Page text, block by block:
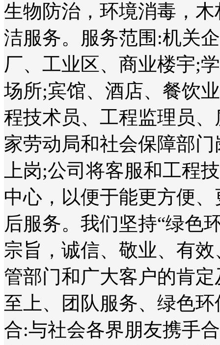
生物防治，环境消毒，
洁服务。服务范围:机关
厂、工业区、商业楼宇;
场所;宾馆、酒店、餐饮
程技术员、工程监理员
家劳动局和社会保障部
上岗;公司将客服和工程
中心，以便于能更方便
后服务。我们坚持“绿色
宗旨，诚信、敬业、有
管部门和广大客户的肯
至上、团队服务、绿色
合:与社会各界朋友携手